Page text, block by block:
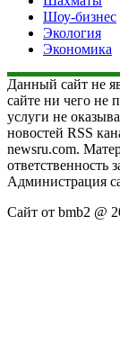
Шоу-бизнес
Экология
Экономика
Данный сайт не
сайте ни чего не
услуги не
новостей RSS
newsru.com.
ответственность
Администрация
Сайт от bmb2 @